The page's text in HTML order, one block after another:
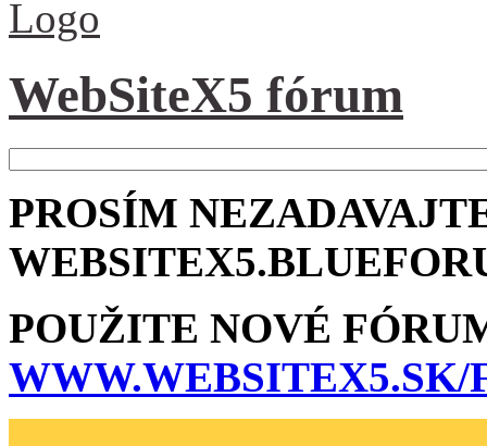
WebSiteX5 fórum
PROSÍM
POUŽITE NOVÉ
WWW.WEBSITEX5­.SK/